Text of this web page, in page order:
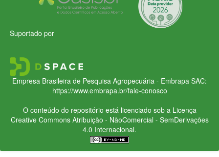
Suportado por
Empresa Brasileira de Pesquisa Agropecuária - Embrapa SAC:
https://www.embrapa.br/fale-conosco
O conteúdo do repositório está licenciado sob a Licença
Creative CommonsAtribuição - NãoComercial - SemDerivações
4.0 Internacional.